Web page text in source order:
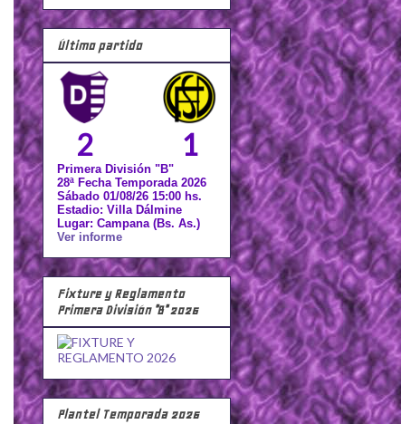
Último partido
2 1
Primera División "B"
28ª Fecha Temporada 2026
Sábado 01/08/26 15:00 hs.
Estadio: Villa Dálmine
Lugar: Campana (Bs. As.)
Ver informe
Fixture y Reglamento
Primera División "B" 2026
Plantel Temporada 2026